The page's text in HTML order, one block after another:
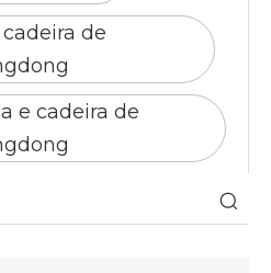
de
e cadeira de